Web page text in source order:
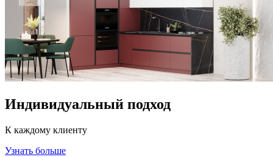
Индивидуальный подход
К каждому клиенту
Узнать больше